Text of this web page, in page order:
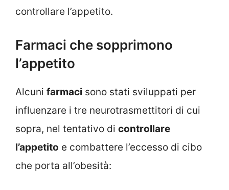
controllare l’appetito.
Farmaci che sopprimono
l’appetito
Alcuni farmaci sono stati sviluppati per
influenzare i tre neurotrasmettitori di cui
sopra, nel tentativo di controllare
l’appetito e combattere l’eccesso di cibo
che porta all’obesità: